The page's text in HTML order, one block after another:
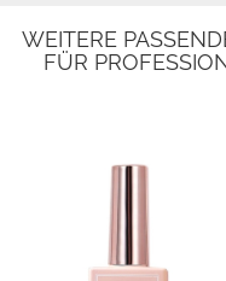
WEITERE
FÜR